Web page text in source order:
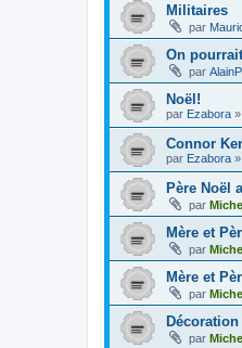
Militaires
par
On
par AlainP
Noël!
par Ezabora »
Connor
par Ezabora »
Père Noël
par
Mère et
par
Mère et
par
par